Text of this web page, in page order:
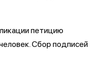
петицию
Сбор подписей